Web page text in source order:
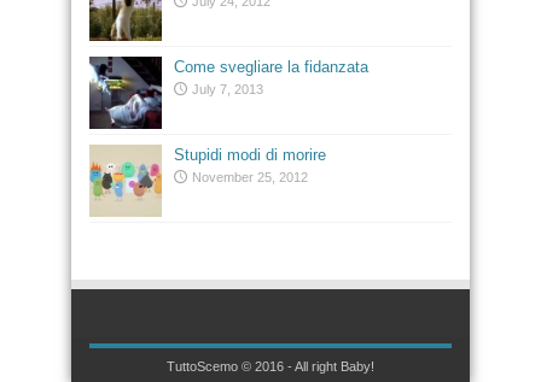
Come svegliare la fidanzata
July 7, 2013
Stupidi modi di morire
November 25, 2012
TuttoScemo © 2016 - All right Baby!